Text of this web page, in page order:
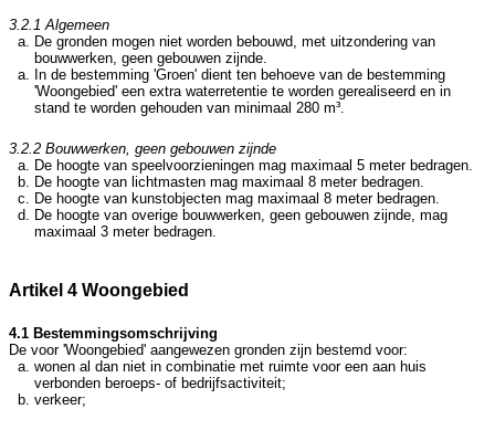
3.2.1 Algemeen
De gronden mogen niet worden bebouwd, met uitzondering van
bouwwerken, geen gebouwen zijnde.
In de bestemming 'Groen' dient ten behoeve van de bestemming
'Woongebied' een extra waterretentie te worden gerealiseerd en in
stand te worden gehouden van minimaal 280 m³.
3.2.2 Bouwwerken, geen gebouwen zijnde
De hoogte van speelvoorzieningen mag maximaal 5 meter bedragen.
De hoogte van lichtmasten mag maximaal 8 meter bedragen.
De hoogte van kunstobjecten mag maximaal 8 meter bedragen.
De hoogte van overige bouwwerken, geen gebouwen zijnde, mag
maximaal 3 meter bedragen.
Artikel 4 Woongebied
4.1 Bestemmingsomschrijving
De voor 'Woongebied' aangewezen gronden zijn bestemd voor:
wonen al dan niet in combinatie met ruimte voor een aan huis
verbonden beroeps- of bedrijfsactiviteit;
verkeer;